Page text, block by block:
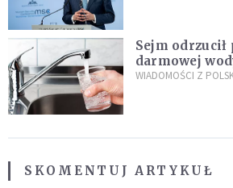
Sejm
darmowej
restauracjach
WIADOMOŚCI Z
SKOMENTUJ ARTYKUŁ